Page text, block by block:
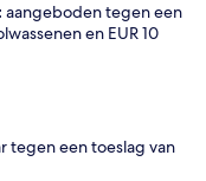
aangeboden tegen een
en EUR 10
tegen een toeslag van